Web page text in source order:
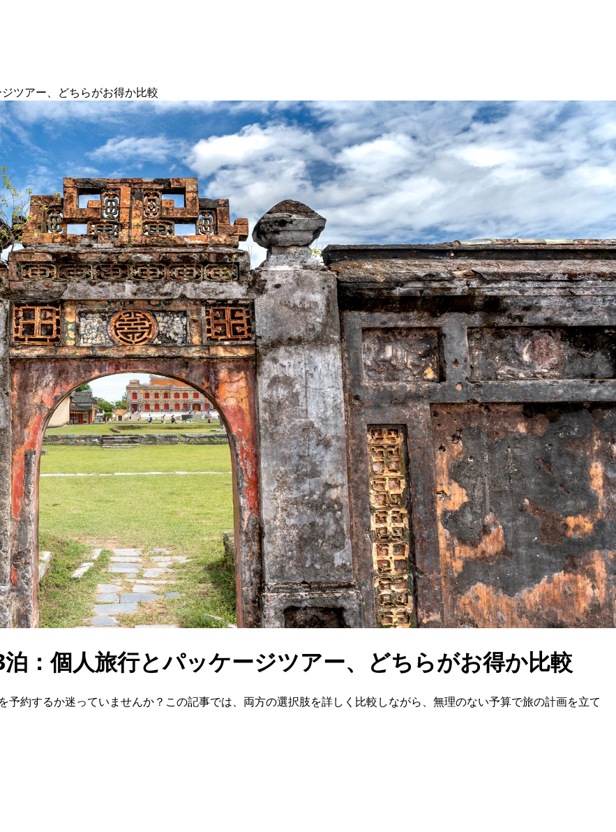
ツアー、どちらがお得か比較
：個人旅行とパッケージツアー、どちらがお得か比較
約するか迷っていませんか？この記事では、両方の選択肢を詳しく比較しながら、無理のない予算で旅の計画を立て